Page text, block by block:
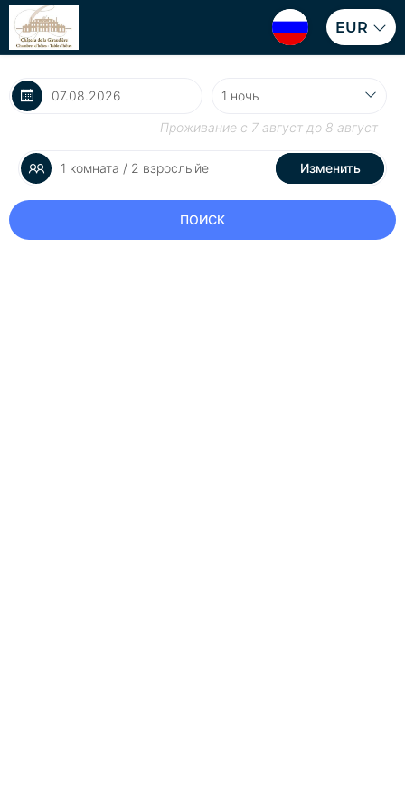
EUR
Проживание с 7 август до 8 август
1 комната / 2 взрослыйе Изменить